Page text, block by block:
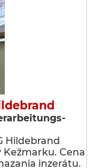
Hildebrand
Kežmarku. Cena
inzerátu.